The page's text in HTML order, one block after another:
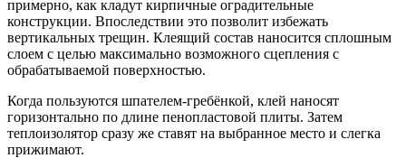
примерно, как кладут кирпичные оградительные
конструкции. Впоследствии это позволит избежать
вертикальных трещин. Клеящий состав наносится сплошным
слоем с целью максимально возможного сцепления с
обрабатываемой поверхностью.
Когда пользуются шпателем-гребёнкой, клей наносят
горизонтально по длине пенопластовой плиты. Затем
теплоизолятор сразу же ставят на выбранное место и слегка
прижимают.